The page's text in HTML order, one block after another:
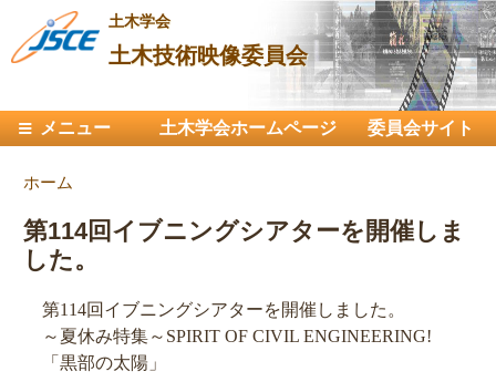
メ
イ
ン
ン
に
土木学会
土木技術映像委員会
メニュー
メインメニュー土木学会ホームページ 委員会サイト
現在地
ホーム
第114回イブニングシアターを開催しま
した。
第114回イブニングシアターを開催しました。
～夏休み特集～SPIRIT OF CIVIL ENGINEERING!
「黒部の太陽」